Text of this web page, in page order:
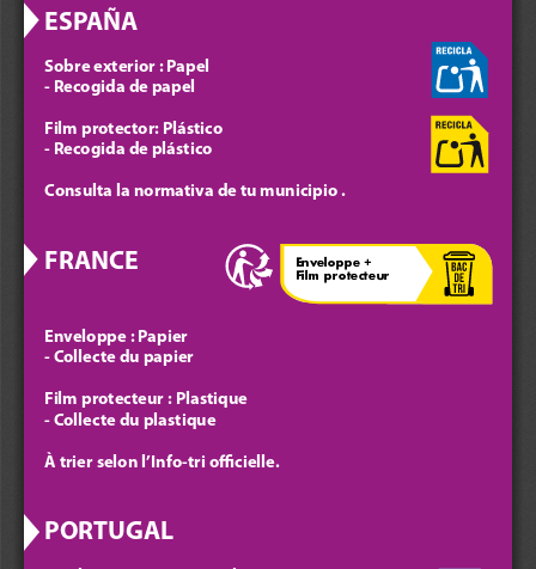
ESPAÑA
Sobre exterior : Papel
- Recogida de papel
Film protector: Plástico
- Recogida de plástico
Consulta la normativa de tu municipio .
FRANCE
Enveloppe : Papier
- Collecte du papier
Film protecteur : Plastique
- Collecte du plastique
À trier selon l’Info-tri ocielle.
PORTUGAL
ÉLÉMENTS D'EMBALLAGE
À SÉPARER ET À DÉPOSER
DANS LE BAC DE TRI
Enveloppe +
Film protecteur